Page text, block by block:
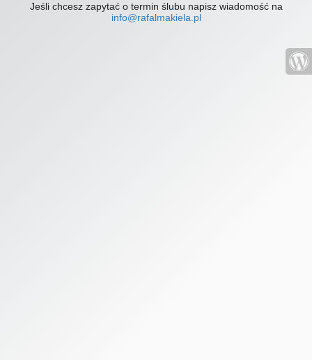
Jeśli chcesz zapytać o termin ślubu napisz wiadomość na
info@rafalmakiela.pl